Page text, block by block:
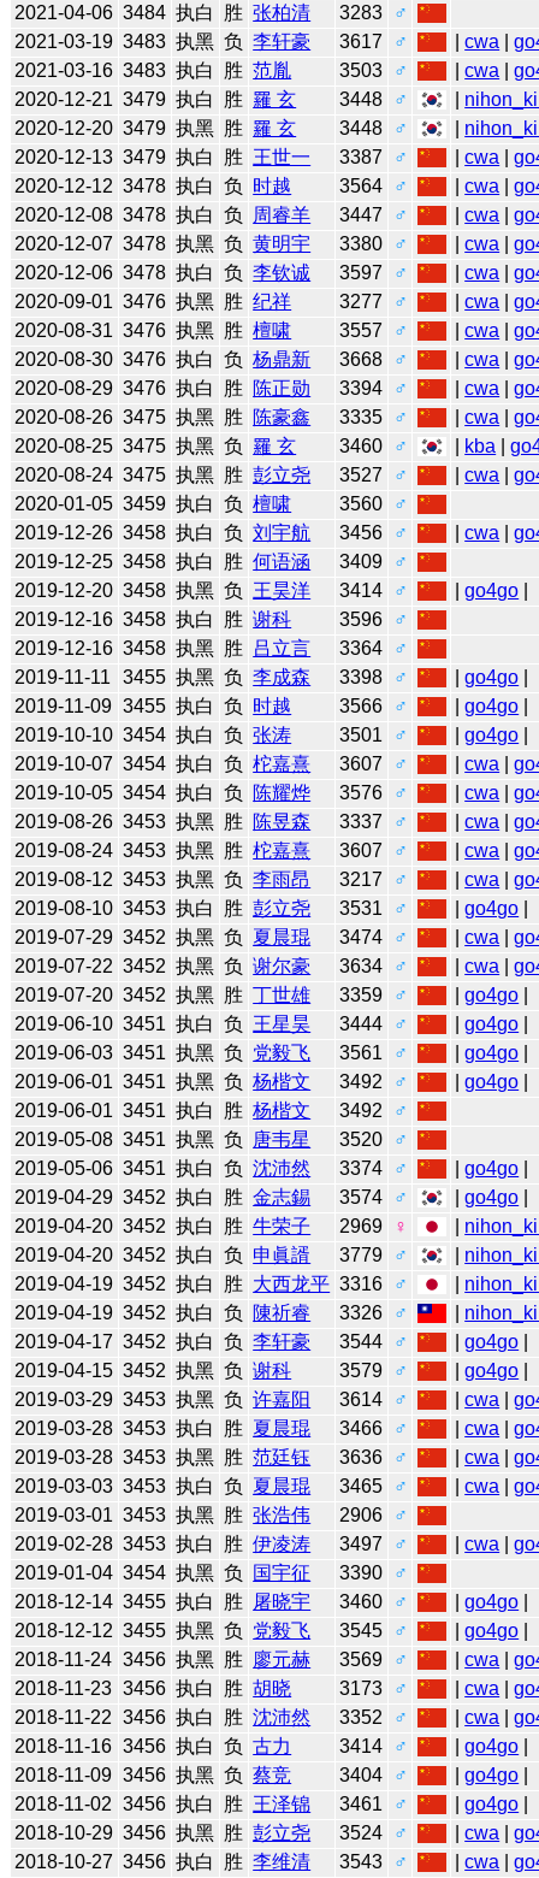
2021-04-06 3484 执白 胜 张柏清 3283
♂
2021-03-19 3483 执黑 负 李轩豪 3617 ♂ |cwa |
2021-03-16 3483 执白 胜 范胤 3503 ♂ |cwa |
2020-12-21 3479 执白 胜 羅 玄 3448 ♂
2020-12-20 3479 执黑 胜 羅 玄 3448 ♂
2020-12-13 3479 执白 胜 王世一 3387 ♂ |cwa |
2020-12-12 3478 执白 负 时越 3564 ♂ |cwa |
2020-12-08 3478 执白 负 周睿羊 3447 ♂ |cwa |
2020-12-07 3478 执黑 负 黄明宇 3380 ♂ |cwa |
2020-12-06 3478 执白 负 李钦诚 3597 ♂ |cwa |
2020-09-01 3476 执黑 胜 纪祥 3277 ♂ |cwa |
2020-08-31 3476 执黑 胜 檀啸 3557 ♂ |cwa |
2020-08-30 3476 执白 负 杨鼎新 3668 ♂ |cwa |
2020-08-29 3476 执白 胜 陈正勋 3394 ♂ |cwa |
2020-08-26 3475 执黑 胜 陈豪鑫 3335 ♂ |cwa |
2020-08-25 3475 执黑 负 羅 玄 3460 ♂ kba |
2020-08-24 3475 执黑 胜 彭立尧 3527 ♂ |cwa |
2020-01-05 3459 执白 负 檀啸 3560
♂
2019-12-26 3458 执白 负 刘宇航 3456 ♂ |cwa |
2019-12-25 3458 执白 胜 何语涵 3409
♂
2019-12-20 3458 执黑 负 王昊洋 3414 ♂ |go4go
2019-12-16 3458 执白 胜 谢科 3596
♂
2019-12-16 3458 执黑 胜 吕立言 3364
♂
2019-11-11
3455 执黑 负 李成森 3398 ♂ |go4go
2019-11-09 3455 执白 负 时越 3566 ♂ |go4go
2019-10-10 3454 执白 负 张涛 3501 ♂ |go4go
2019-10-07 3454 执白 负 柁嘉熹 3607 ♂ |cwa |
2019-10-05 3454 执白 负 陈耀烨 3576 ♂ |cwa |
2019-08-26 3453 执黑 胜 陈昱森 3337 ♂ |cwa |
2019-08-24 3453 执黑 胜 柁嘉熹 3607 ♂ |cwa |
2019-08-12 3453 执黑 负 李雨昂 3217 ♂ |cwa |
2019-08-10 3453 执白 胜 彭立尧 3531 ♂ |go4go
2019-07-29 3452 执黑 负 夏晨琨 3474 ♂ |cwa |
2019-07-22 3452 执黑 负 谢尔豪 3634 ♂ |cwa |
2019-07-20 3452 执黑 胜 丁世雄 3359 ♂ |go4go
2019-06-10 3451 执白 负 王星昊 3444 ♂ |go4go
2019-06-03 3451 执黑 负 党毅飞 3561 ♂ |go4go
2019-06-01 3451 执黑 负 杨楷文 3492 ♂ |go4go
2019-06-01 3451 执白 胜 杨楷文 3492
♂
2019-05-08 3451 执黑 负 唐韦星 3520
♂
2019-05-06 3451 执白 负 沈沛然 3374 ♂ |go4go
2019-04-29 3452 执白 胜 金志錫 3574 ♂ |go4go
2019-04-20 3452 执白 胜 牛荣子 2969 ♀
2019-04-20 3452 执白 负 申眞諝 3779 ♂
2019-04-19 3452 执白 胜 大西龙平 3316 ♂
2019-04-19 3452 执白 负 陳祈睿 3326 ♂
2019-04-17 3452 执白 负 李轩豪 3544 ♂ |go4go
2019-04-15 3452 执黑 负 谢科 3579 ♂ |go4go
2019-03-29 3453 执黑 负 许嘉阳 3614 ♂ |cwa |
2019-03-28 3453 执白 胜 夏晨琨 3466 ♂ |cwa |
2019-03-28 3453 执黑 胜 范廷钰 3636 ♂ |cwa |
2019-03-03 3453 执白 负 夏晨琨 3465 ♂ |cwa |
2019-03-01 3453 执黑 胜 张浩伟 2906
♂
2019-02-28 3453 执白 胜 伊凌涛 3497 ♂ |cwa |
2019-01-04 3454 执黑 负 国宇征 3390
♂
2018-12-14 3455 执白 胜 屠晓宇 3460 ♂ |go4go
2018-12-12 3455 执黑 负 党毅飞 3545 ♂ |go4go
2018-11-24 3456 执黑 胜 廖元赫 3569 ♂ |cwa |
2018-11-23 3456 执白 胜 胡晓 3173 ♂ |cwa |
2018-11-22 3456 执白 胜 沈沛然 3352 ♂ |cwa |
2018-11-16 3456 执白 负 古力 3414 ♂ |go4go
2018-11-09 3456 执黑 负 蔡竞 3404 ♂ |go4go
2018-11-02 3456 执白 胜 王泽锦 3461 ♂ |go4go
2018-10-29 3456 执黑 胜 彭立尧 3524 ♂ |cwa |
2018-10-27 3456 执白 胜 李维清 3543 ♂ |cwa |